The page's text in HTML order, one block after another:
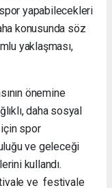
yapabilecekleri
konusunda söz
yaklaşması,
önemine
daha sosyal
spor
ve geleceği
kullandı.
ve festivale